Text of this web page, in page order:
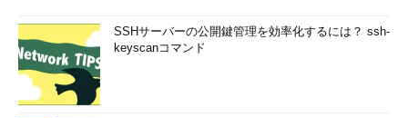
SSHサーバーの公開鍵管理を効率化するには？ ssh-
keyscanコマンド